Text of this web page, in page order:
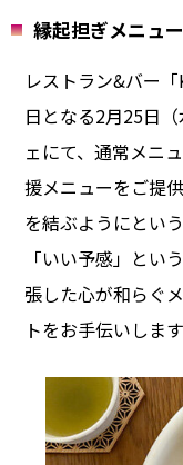
縁起担ぎメニュ
レストラン&バー
日となる2月25日
ェにて、通常メニ
援メニューをご提
を結ぶようにとい
「いい予感」とい
張した心が和らぐ
トをお手伝いします